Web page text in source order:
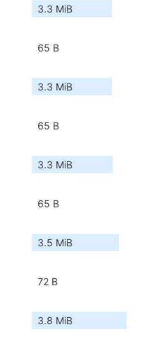
3.3 MiB
65 B
3.3 MiB
65 B
3.3 MiB
65 B
3.5 MiB
72 B
3.8 MiB